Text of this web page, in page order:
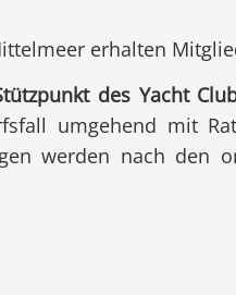
erhalten
des Yacht
umgehend mit
werden nach den